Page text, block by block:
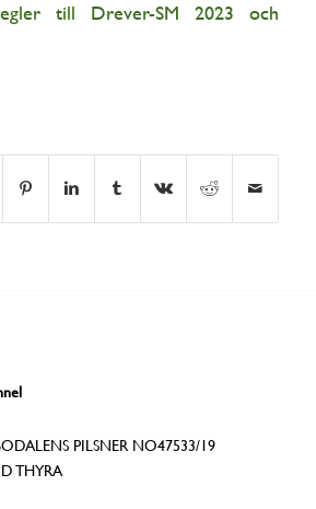
till Drever-SM 2023 och
PILSNER NO47533/19
THYRA